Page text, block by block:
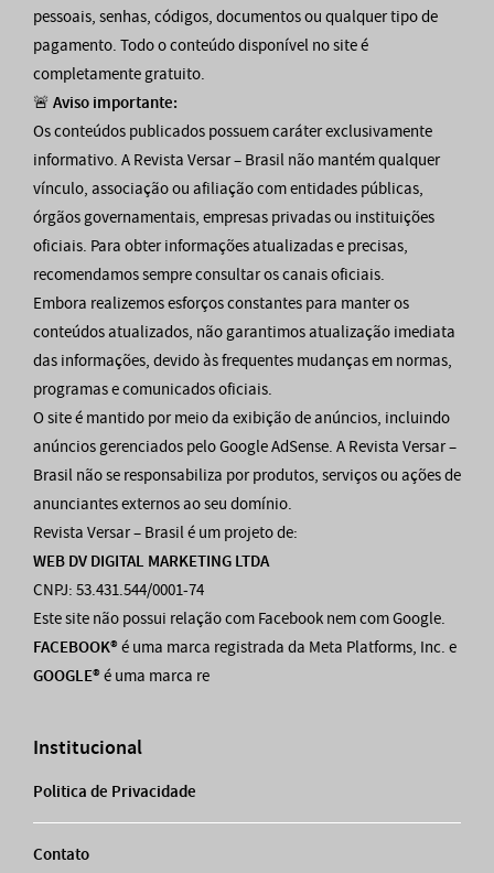
pessoais, senhas, códigos, documentos ou qualquer tipo de
pagamento. Todo o conteúdo disponível no site é
completamente gratuito.
🚨 Aviso importante:
Os conteúdos publicados possuem caráter exclusivamente
informativo. A Revista Versar – Brasil não mantém qualquer
vínculo, associação ou afiliação com entidades públicas,
órgãos governamentais, empresas privadas ou instituições
oficiais. Para obter informações atualizadas e precisas,
recomendamos sempre consultar os canais oficiais.
Embora realizemos esforços constantes para manter os
conteúdos atualizados, não garantimos atualização imediata
das informações, devido às frequentes mudanças em normas,
programas e comunicados oficiais.
O site é mantido por meio da exibição de anúncios, incluindo
anúncios gerenciados pelo Google AdSense. A Revista Versar –
Brasil não se responsabiliza por produtos, serviços ou ações de
anunciantes externos ao seu domínio.
Revista Versar – Brasil é um projeto de:
WEB DV DIGITAL MARKETING LTDA
CNPJ: 53.431.544/0001-74
Este site não possui relação com Facebook nem com Google.
FACEBOOK®é uma marca registrada da Meta Platforms, Inc. e
GOOGLE®é uma marca re
Institucional
Politica de Privacidade
Contato